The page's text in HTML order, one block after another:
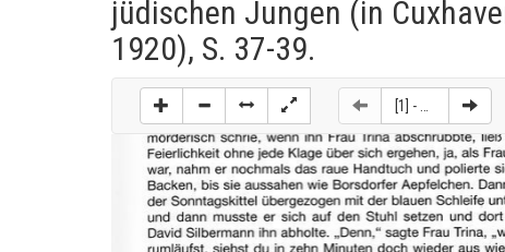
jüdischen Jungen (in
1920), S. 37-39.